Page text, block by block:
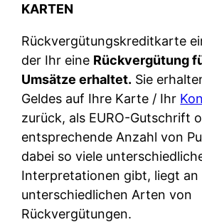
KARTEN
Rückvergütungskreditkarte
der Ihr eine Rückvergütung
Umsätze erhaltet. Sie
Geldes auf Ihre Karte / Ihr
zurück, als EURO-Gutschrift
entsprechende Anzahl von
dabei so viele
Interpretationen gibt, liegt an
unterschiedlichen Arten von
Rückvergütungen.